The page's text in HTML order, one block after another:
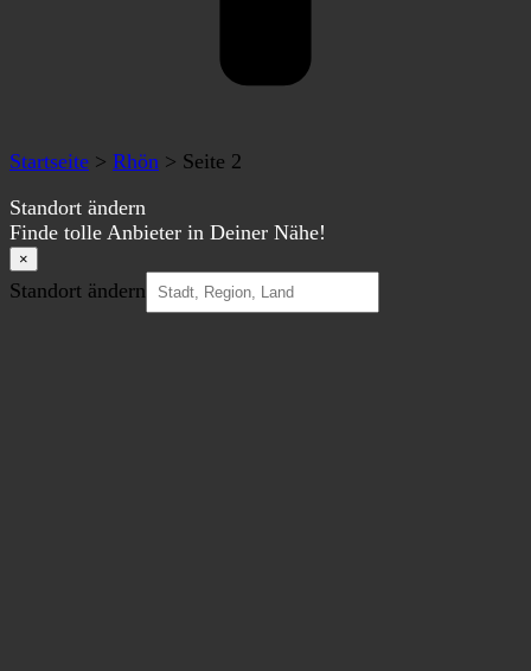
Startseite > Rhön > Seite 2
Standort ändern
Finde tolle Anbieter in Deiner Nähe!
×
Standort ändern